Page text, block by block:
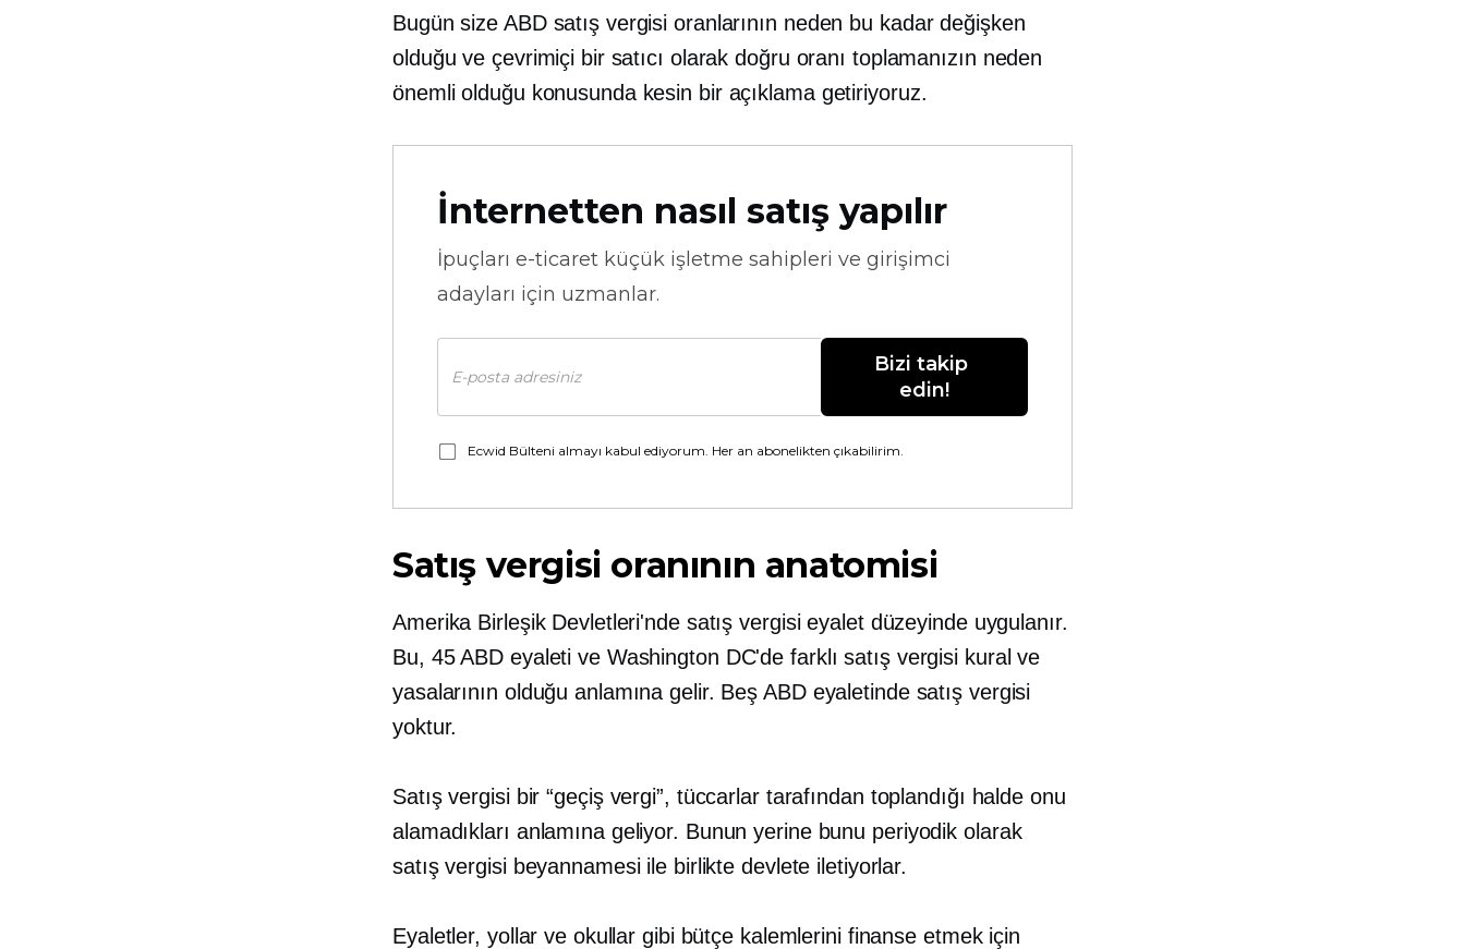
Bugün size ABD satış vergisi oranlarının neden bu kadar değişken
olduğu ve çevrimiçi bir satıcı olarak doğru oranı toplamanızın neden
önemli olduğu konusunda kesin bir açıklama getiriyoruz.
İnternetten nasıl satış yapılır
İpuçları e-ticaret küçük işletme sahipleri ve girişimci
adayları için uzmanlar.
Bizi takip
edin!
Ecwid Bülteni almayı kabul ediyorum. Her an abonelikten çıkabilirim.
Satış vergisi oranının anatomisi
Amerika Birleşik Devletleri'nde satış vergisi eyalet düzeyinde uygulanır.
Bu, 45 ABD eyaleti ve Washington DC'de farklı satış vergisi kural ve
yasalarının olduğu anlamına gelir. Beş ABD eyaletinde satış vergisi
yoktur.
Satış vergisi bir“geçişvergi”, tüccarlar tarafından toplandığı halde onu
alamadıkları anlamına geliyor. Bunun yerine bunu periyodik olarak
satış vergisi beyannamesi ile birlikte devlete iletiyorlar.
Eyaletler, yollar ve okullar gibi bütçe kalemlerini finanse etmek için